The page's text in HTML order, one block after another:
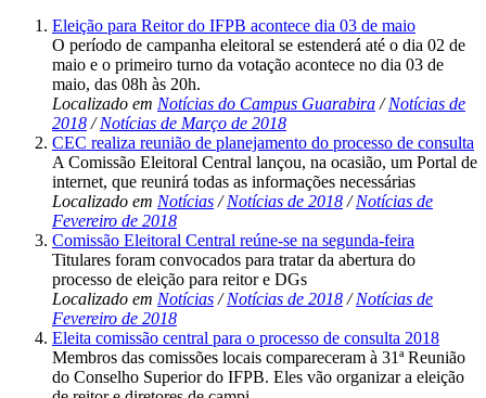
Eleição para Reitor do IFPB acontece dia 03 de maio
O período de campanha eleitoral se estenderá até o dia 02 de
maio e o primeiro turno da votação acontece no dia 03 de
maio, das 08h às 20h.
Localizado em Notícias do Campus Guarabira /Notícias de
2018 /Notícias de Março de 2018
CEC realiza reunião de planejamento do processo de consulta
A Comissão Eleitoral Central lançou, na ocasião, um Portal de
internet, que reunirá todas as informações necessárias
Localizado em Notícias /Notícias de 2018 /Notícias de
Fevereiro de 2018
Comissão Eleitoral Central reúne-se na segunda-feira
Titulares foram convocados para tratar da abertura do
processo de eleição para reitor e DGs
Localizado em Notícias /Notícias de 2018 /Notícias de
Fevereiro de 2018
Eleita comissão central para o processo de consulta 2018
Membros das comissões locais compareceram à 31ª Reunião
do Conselho Superior do IFPB. Eles vão organizar a eleição